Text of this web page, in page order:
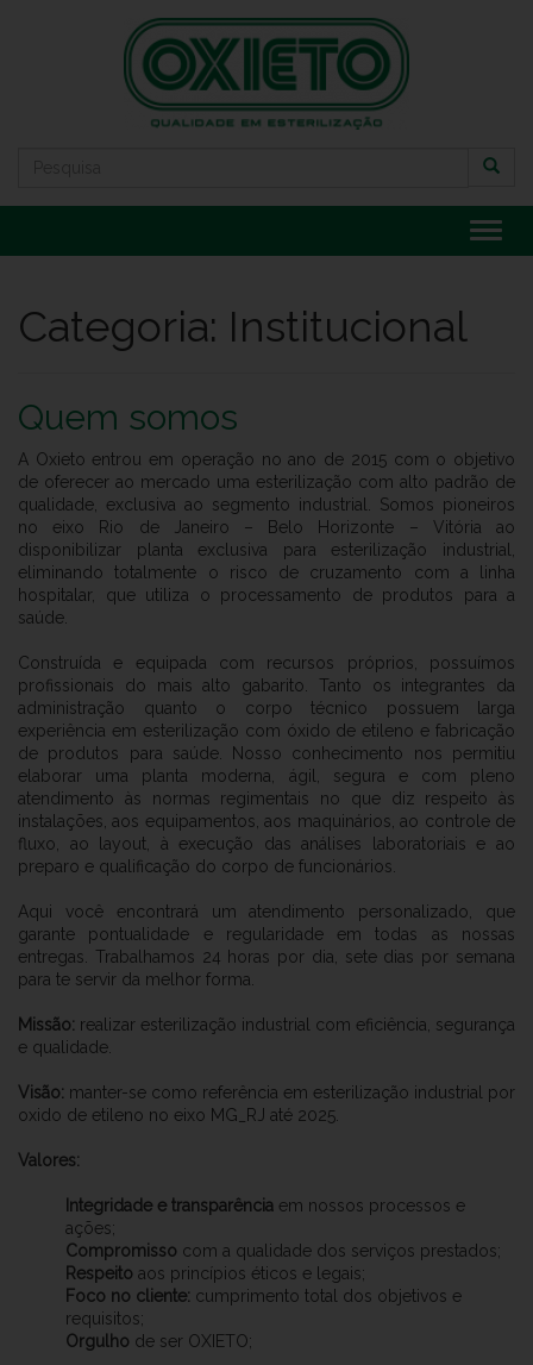
Categoria: Institucional
Quem somos
A Oxieto entrou em operação no ano de 2015 com o objetivo
de oferecer ao mercado uma esterilização com alto padrão de
qualidade, exclusiva ao segmento industrial. Somos pioneiros
no eixo Rio de Janeiro – Belo Horizonte – Vitória ao
disponibilizar planta exclusiva para esterilização industrial,
eliminando totalmente o risco de cruzamento com a linha
hospitalar, que utiliza o processamento de produtos para a
saúde.
Construída e equipada com recursos próprios, possuímos
profissionais do mais alto gabarito. Tanto os integrantes da
administração quanto o corpo técnico possuem larga
experiência em esterilização com óxido de etileno e fabricação
de produtos para saúde. Nosso conhecimento nos permitiu
elaborar uma planta moderna, ágil, segura e com pleno
atendimento às normas regimentais no que diz respeito às
instalações, aos equipamentos, aos maquinários, ao controle de
fluxo, ao layout, à execução das análises laboratoriais e ao
preparo e qualificação do corpo de funcionários.
Aqui você encontrará um atendimento personalizado, que
garante pontualidade e regularidade em todas as nossas
entregas. Trabalhamos 24 horas por dia, sete dias por semana
para te servir da melhor forma.
Missão: realizar esterilização industrial com eficiência, segurança
e qualidade.
Visão: manter-se como referência em esterilização industrial por
oxido de etileno no eixo MG_RJ até 2025.
Valores:
Integridade e transparência em nossos processos e
ações;
Compromisso com a qualidade dos serviços prestados;
Respeito aos princípios éticos e legais;
Foco no cliente: cumprimento total dos objetivos e
requisitos;
Orgulho de ser OXIETO;